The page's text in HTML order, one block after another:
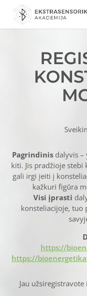
Pagrindinis dalyvis –
kiti. Jis pradžioje stebi
gali irgi įeiti į
kažkuri figūra
Visi įprasti
konsteliacijoje, tuo
https://
https://
Jau